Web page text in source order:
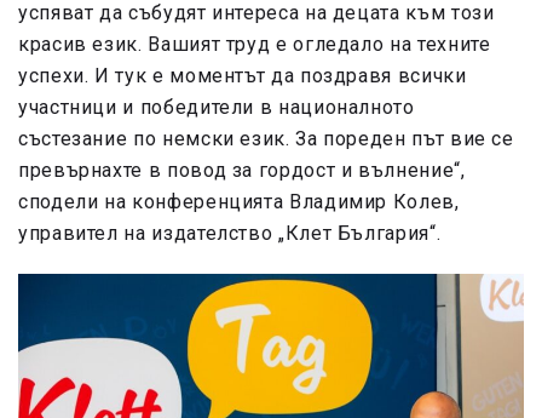
успяват да събудят интереса на децата към този
красив език. Вашият труд е огледало на техните
успехи. И тук е моментът да поздравя всички
участници и победители в националното
състезание по немски език. За пореден път вие се
превърнахте в повод за гордост и вълнение“,
сподели на конференцията Владимир Колев,
управител на издателство „Клет България“.